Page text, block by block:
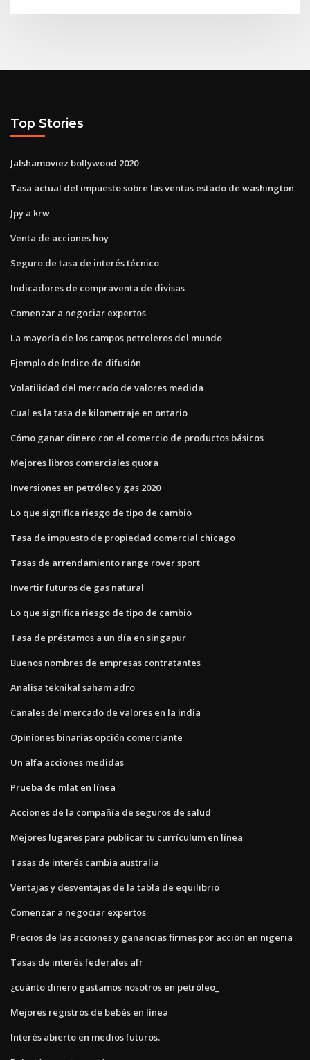
Top Stories
Jalshamoviez bollywood 2020
Tasa actual del impuesto sobre las ventas estado de washington
Jpy a krw
Venta de acciones hoy
Seguro de tasa de interés técnico
Indicadores de compraventa de divisas
Comenzar a negociar expertos
La mayoría de los campos petroleros del mundo
Ejemplo de índice de difusión
Volatilidad del mercado de valores medida
Cual es la tasa de kilometraje en ontario
Cómo ganar dinero con el comercio de productos básicos
Mejores libros comerciales quora
Inversiones en petróleo y gas 2020
Lo que significa riesgo de tipo de cambio
Tasa de impuesto de propiedad comercial chicago
Tasas de arrendamiento range rover sport
Invertir futuros de gas natural
Lo que significa riesgo de tipo de cambio
Tasa de préstamos a un día en singapur
Buenos nombres de empresas contratantes
Analisa teknikal saham adro
Canales del mercado de valores en la india
Opiniones binarias opción comerciante
Un alfa acciones medidas
Prueba de mlat en línea
Acciones de la compañía de seguros de salud
Mejores lugares para publicar tu currículum en línea
Tasas de interés cambia australia
Ventajas y desventajas de la tabla de equilibrio
Comenzar a negociar expertos
Precios de las acciones y ganancias firmes por acción en nigeria
Tasas de interés federales afr
¿cuánto dinero gastamos nosotros en petróleo_
Mejores registros de bebés en línea
Interés abierto en medios futuros.